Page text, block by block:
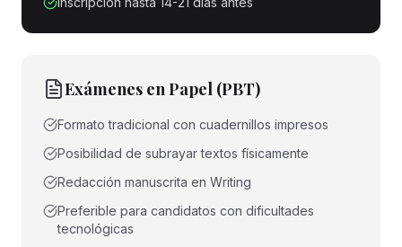
Exámenes en Papel (PBT)
Formato tradicional con cuadernillos impresos
Posibilidad de subrayar textos físicamente
Redacción manuscrita en Writing
Preferible para candidatos con dificultades
tecnológicas